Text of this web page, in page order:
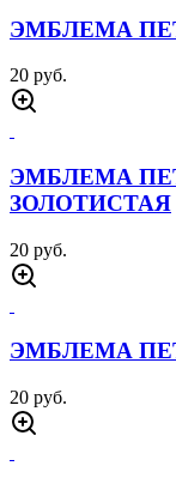
ЭМБЛЕМА
20 руб.
ЭМБЛЕМА
ЗОЛОТИСТАЯ
20 руб.
ЭМБЛЕМА
20 руб.